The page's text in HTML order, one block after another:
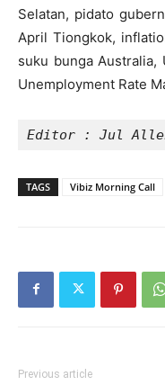
Selatan, pidato
April Tiongkok,
suku bunga Australia,
Unemployment Rate
Editor : Jul
TAGS Vibiz Morning Call
Previous article